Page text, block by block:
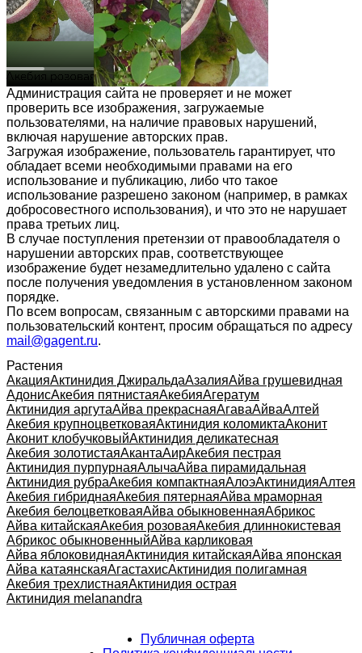
Администрация сайта не проверяет и не может
проверить все изображения, загружаемые
пользователями, на наличие правовых нарушений,
включая нарушение авторских прав.
Загружая изображение, пользователь гарантирует, что
обладает всеми необходимыми правами на его
использование и публикацию, либо что такое
использование разрешено законом (например, в рамках
добросовестного использования), и что это не нарушает
права третьих лиц.
В случае поступления претензии от правообладателя о
нарушении авторских прав, соответствующее
изображение будет незамедлительно удалено с сайта
после получения уведомления в установленном законом
порядке.
По всем вопросам, связанным с авторскими правами на
пользовательский контент, просим обращаться по адресу
mail@gagent.ru.
Растения
АкацияАктинидия ДжиральдаАзалияАйва грушевидная
АдонисАкебия пятнистаяАкебияАгератум
Актинидия аргутаАйва прекраснаяАгаваАйваАлтей
Акебия крупноцветковаяАктинидия коломиктаАконит
Аконит клобучковыйАктинидия деликатесная
Акебия золотистаяАкантаАирАкебия пестрая
Актинидия пурпурнаяАлычаАйва пирамидальная
Актинидия рубраАкебия компактнаяАлоэАктинидияАлтея
Акебия гибриднаяАкебия пятернаяАйва мраморная
Акебия белоцветковаяАйва обыкновеннаяАбрикос
Айва китайскаяАкебия розоваяАкебия длиннокистевая
Абрикос обыкновенныйАйва карликовая
Айва яблоковиднаяАктинидия китайскаяАйва японская
Айва катаянскаяАгастахисАктинидия полигамная
Акебия трехлистнаяАктинидия острая
Актинидия melanandra
Публичная оферта